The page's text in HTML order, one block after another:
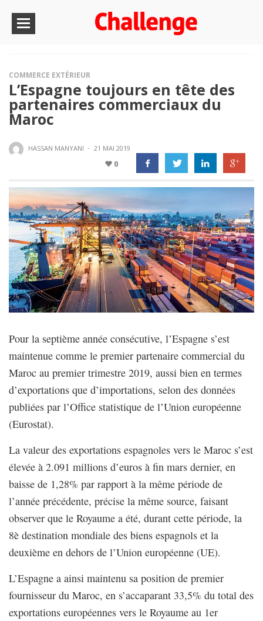
COMMERCE EXTÉRIEUR
L’Espagne toujours en tête des
partenaires commerciaux du
Maroc
HASSAN MANYANI · 21 MAI 2019
0
Pour la septième année consécutive, l’Espagne s’est
maintenue comme le premier partenaire commercial du
Maroc au premier trimestre 2019, aussi bien en termes
d’exportations que d’importations, selon des données
publiées par l’Office statistique de l’Union européenne
(Eurostat).
La valeur des exportations espagnoles vers le Maroc s’est
élevée à 2.091 millions d’euros à fin mars dernier, en
baisse de 1,28% par rapport à la même période de
l’année précédente, précise la même source, faisant
observer que le Royaume a été, durant cette période, la
8è destination mondiale des biens espagnols et la
deuxième en dehors de l’Union européenne (UE).
L’Espagne a ainsi maintenu sa position de premier
fournisseur du Maroc, en s’accaparant 33,5% du total des
exportations européennes vers le Royaume au 1er